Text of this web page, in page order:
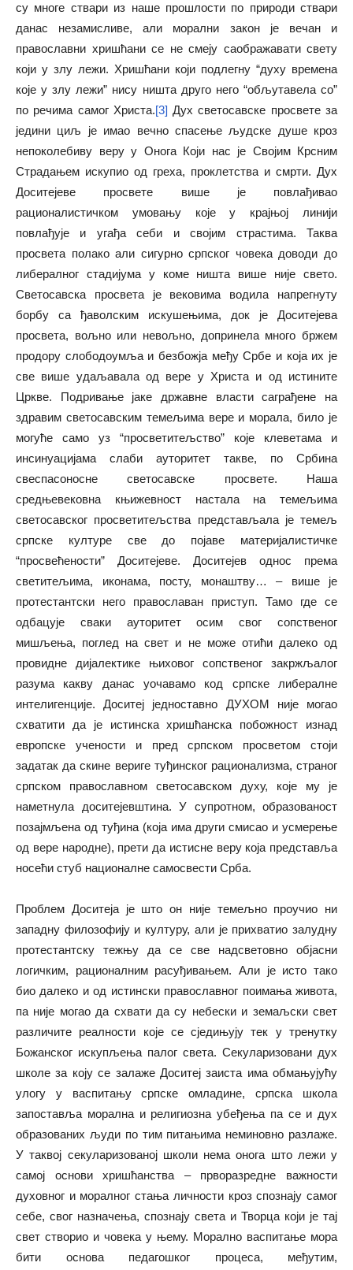
су многе ствари из наше прошлости по природи ствари
данас незамисливе, али морални закон је вечан и
православни хришћани се не смеју саображавати свету
који у злу лежи. Хришћани који подлегну “духу времена
које у злу лежи” нису ништа друго него “обљутавела со”
по речима самог Христа.[3] Дух светосавске просвете за
једини циљ је имао вечно спасење људске душе кроз
непоколебиву веру у Онога Који нас је Својим Крсним
Страдањем искупио од греха, проклетства и смрти. Дух
Доситејеве просвете више је повлађивао
рационалистичком умовању које у крајњој линији
повлађује и угађа себи и својим страстима. Таква
просвета полако али сигурно српског човека доводи до
либералног стадијума у коме ништа више није свето.
Светосавска просвета је вековима водила напрегнуту
борбу са ђаволским искушењима, док је Доситејева
просвета, вољно или невољно, допринела много бржем
продору слободоумља и безбожја међу Србе и која их је
све више удаљавала од вере у Христа и од истините
Цркве. Подривање јаке државне власти саграђене на
здравим светосавским темељима вере и морала, било је
могуће само уз “просветитељство” које клеветама и
инсинуацијама слаби ауторитет такве, по Србина
свеспасоносне светосавске просвете. Наша
средњевековна књижевност настала на темељима
светосавског просветитељства представљала је темељ
српске културе све до појаве материјалистичке
“просвећености” Доситејеве. Доситејев однос према
светитељима, иконама, посту, монаштву… – више је
протестантски него православан приступ. Тамо где се
одбацује сваки ауторитет осим свог сопственог
мишљења, поглед на свет и не може отићи далеко од
провидне дијалектике њиховог сопственог закржљалог
разума какву данас уочавамо код српске либералне
интелигенције. Доситеј једноставно ДУХОМ није могао
схватити да је истинска хришћанска побожност изнад
европске учености и пред српском просветом стоји
задатак да скине вериге туђинског рационализма, страног
српском православном светосавском духу, које му је
наметнула доситејевштина. У супротном, образованост
позајмљена од туђина (која има други смисао и усмерење
од вере народне), прети да истисне веру која представља
носећи стуб националне самосвести Срба.
Проблем Доситеја је што он није темељно проучио ни
западну филозофију и културу, али је прихватио залудну
протестантску тежњу да се све надсветовно објасни
логичким, рационалним расуђивањем. Али је исто тако
био далеко и од истински православног поимања живота,
па није могао да схвати да су небески и земаљски свет
различите реалности које се сједињују тек у тренутку
Божанског искупљења палог света. Секуларизовани дух
школе за коју се залаже Доситеј заиста има обмањујућу
улогу у васпитању српске омладине, српска школа
запоставља морална и религиозна убеђења па се и дух
образованих људи по тим питањима неминовно разлаже.
У таквој секуларизованој школи нема онога што лежи у
самој основи хришћанства – прворазредне важности
духовног и моралног стања личности кроз спознају самог
себе, свог назначења, спознају света и Творца који је тај
свет створио и човека у њему. Морално васпитање мора
бити основа педагошког процеса, међутим,